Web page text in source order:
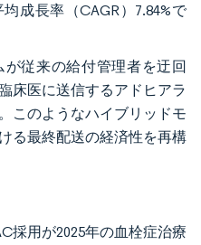
成長率（CAGR）7.84%で
従来の給付管理者を迂回
床医に送信するアドヒアラ
このようなハイブリッドモ
る最終配送の経済性を再構
採用が2025年の血栓症治療